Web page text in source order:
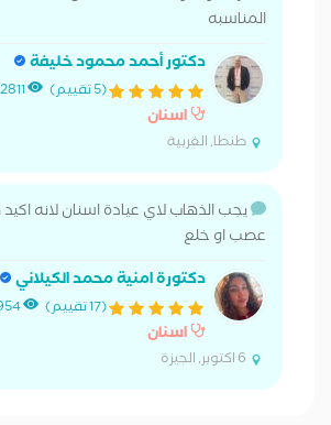
المناسبه
دكتور أحمد محمود خليفة
(5 تقييم) 2811
اسنان
طنطا, الغربية
يجب الذهاب لاي عيادة اسنان لانه
عصب او خلع
دكتورة امنية محمد الكيلاني
(17 تقييم)
اسنان
6 اكتوبر, الجيزة